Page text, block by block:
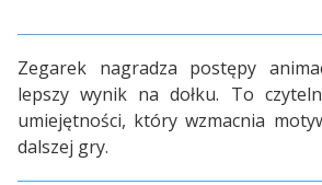
Zegarek nagradza postępy
lepszy wynik na dołku. To
umiejętności, który wzmacnia
dalszej gry.